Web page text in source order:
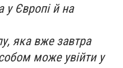
у Європі й на
яка вже завтра
може увійти у